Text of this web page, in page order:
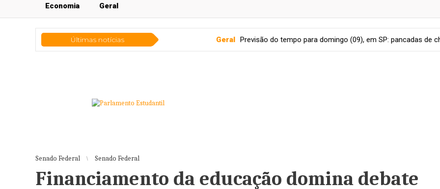
Economia Geral
Últimas notícias Geral Previsão do tempo para domingo (09), em SP: pancadas de chuva moderadas a
Senado Federal Senado Federal
Financiamento da educação domina debate